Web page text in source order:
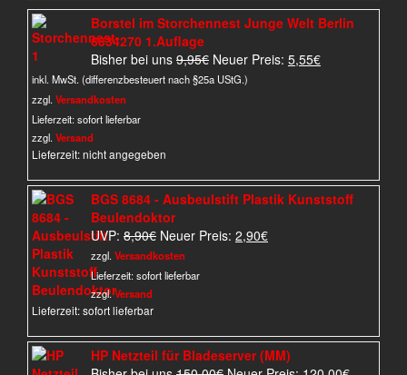
Borstel im Storchennest Junge Welt Berlin
6834270 1.Auflage
Bisher bei uns 9,95€ Ursprünglicher
Preis
Neuer Preis: 5,55€Aktueller
inkl. MwSt. (differenzbesteuert nach §25a UStG.)
zzgl.Versandkosten
Lieferzeit:sofort lieferbar
zzgl.Versand
Lieferzeit: nicht angegeben
BGS 8684 - Ausbeulstift Plastik Kunststoff
Beulendoktor
UVP: 8,90€ Ursprünglicher
Preis
war:
Neuer Preis: 2,90€Aktueller
zzgl.Versandkosten
Lieferzeit:sofort lieferbar
zzgl.Versand
Lieferzeit: sofort lieferbar
HP Netzteil für Bladeserver (MM)